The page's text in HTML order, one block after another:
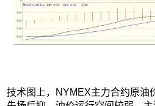
技术图上，NYMEX主力合约原油